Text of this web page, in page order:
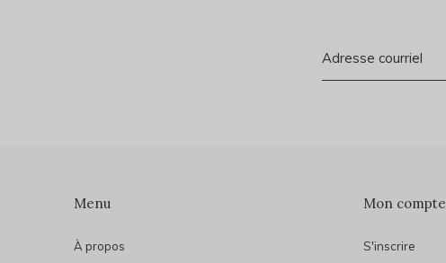
Menu
À propos
Mon compte
S'inscrire